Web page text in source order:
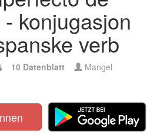
konjugasjon
verb
10 Datenblatt Mangel